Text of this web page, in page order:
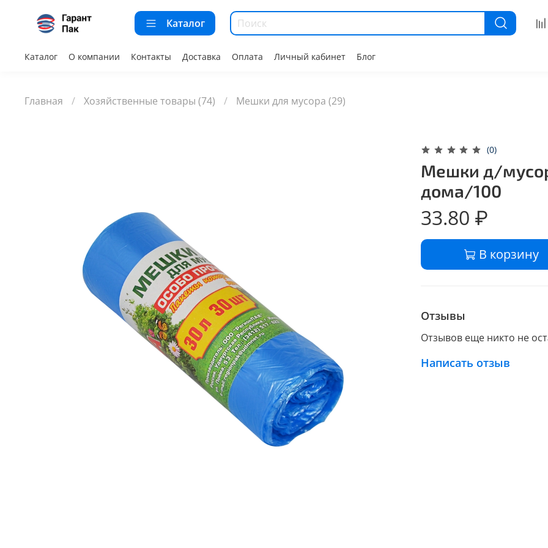
Каталог
Каталог О компании Контакты Доставка Оплата Личный кабинет Блог
Главная Хозяйственные товары (74) Мешки для мусора (29)
(0)
Мешки д/
дома/100
33.80 ₽
В корзину
Отзывы
Отзывов еще никто не
Написать отзыв